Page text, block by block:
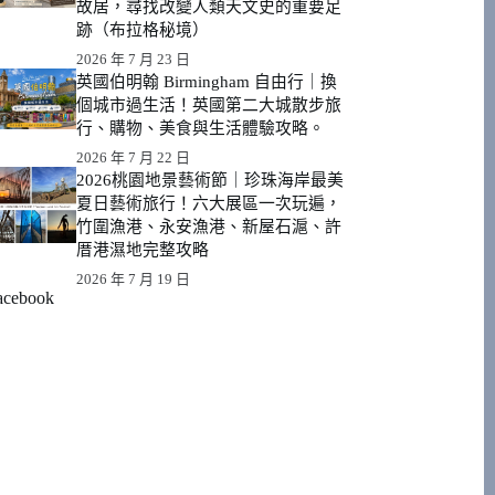
故居，尋找改變人類天文史的重要足
跡（布拉格秘境）
2026 年 7 月 23 日
英國伯明翰 Birmingham 自由行｜換
個城市過生活！英國第二大城散步旅
行、購物、美食與生活體驗攻略。
2026 年 7 月 22 日
2026桃園地景藝術節｜珍珠海岸最美
夏日藝術旅行！六大展區一次玩遍，
竹圍漁港、永安漁港、新屋石滬、許
厝港濕地完整攻略
2026 年 7 月 19 日